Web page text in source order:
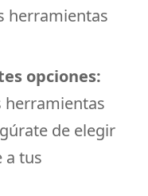
herramientas
opciones:
herramientas
de elegir
a tus